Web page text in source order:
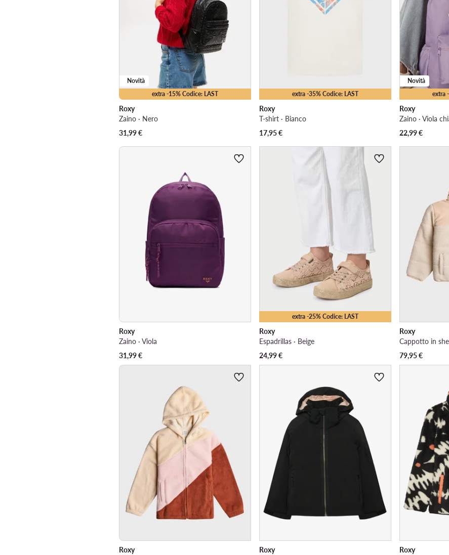
extra -15% Codice: LAST
Novità
Roxy
Zaino · Nero
31,99€
extra -35% Codice: LAST
Roxy
T-shirt · Bianco
17,95€
extra
Novità
Roxy
Zaino · Viola
22,99€
Roxy
Zaino · Viola
31,99€
extra -25% Codice: LAST
Roxy
Espadrillas · Beige
24,99€
Roxy
Cappotto in
79,95€
Roxy Roxy Roxy